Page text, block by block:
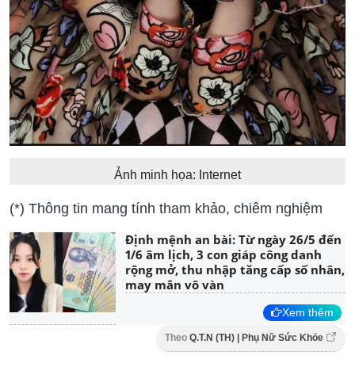
Ảnh minh họa: Internet
(*) Thông tin mang tính tham khảo, chiêm nghiệm
Định mệnh an bài: Từ ngày 26/5 đến
1/6 âm lịch, 3 con giáp công danh
rộng mở, thu nhập tăng cấp số nhân,
may mắn vô vàn
Xem thêm
Theo Q.T.N (TH) | Phụ Nữ Sức Khỏe